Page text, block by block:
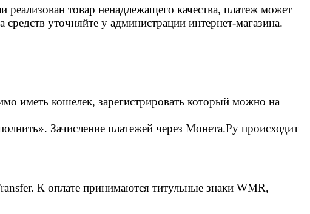
товар ненадлежащего качества, платеж может
уточняйте у администрации интернет-магазина.
иметь кошелек, зарегистрировать который можно на
Зачисление платежей через Монета.Ру происходит
К оплате принимаются титульные знаки WMR,